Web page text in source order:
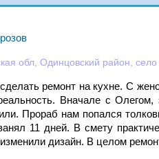
обл, Одинцовский район,
ремонт на кухне. С
Вначале с
Прораб нам попался
11 дней. В смету
дизайн. В целом